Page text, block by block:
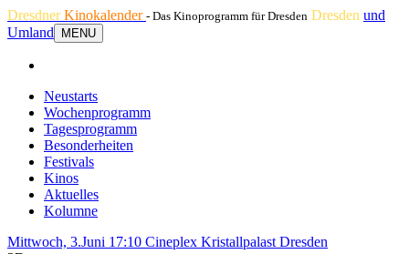
DresdnerKinokalender - Das Kinoprogramm für Dresden Dresden und
Umland
MENU
Neustarts
Wochenprogramm
Tagesprogramm
Besonderheiten
Festivals
Kinos
Aktuelles
Kolumne
Mittwoch, 3.Juni 17:10 Cineplex Kristallpalast Dresden